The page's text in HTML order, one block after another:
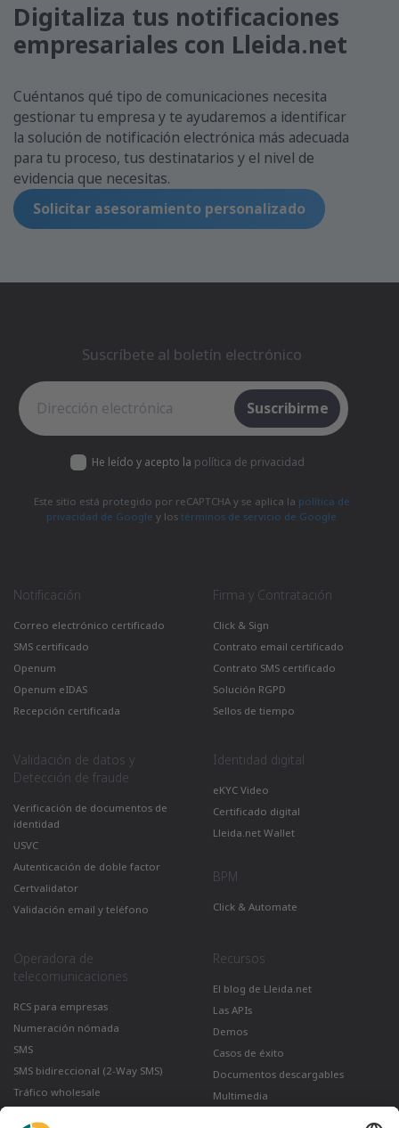
Digitaliza tus notificaciones
empresariales con Lleida.net
Cuéntanos qué tipo de comunicaciones necesita
gestionar tu empresa y te ayudaremos a identificar
la solución de notificación electrónica más adecuada
para tu proceso, tus destinatarios y el nivel de
evidencia que necesitas.
Solicitar asesoramiento personalizado
Suscríbete al boletín electrónico
Suscribirme
He leído y acepto la política de privacidad
Este sitio está protegido por reCAPTCHA y se aplica la política de
privacidad de Google y lostérminos de servicio de Google
Notificación
Correo electrónico certificado
SMS certificado
Openum
Openum eIDAS
Recepción certificada
Firma y Contratación
Click & Sign
Contrato email certificado
Contrato SMS certificado
Solución RGPD
Sellos de tiempo
Validación de datos y
Detección de fraude
Verificación de documentos de
identidad
USVC
Autenticación de doble factor
Certvalidator
Validación email y teléfono
Identidad digital
eKYC Video
Certificado digital
Lleida.net Wallet
BPM
Click & Automate
Operadora de
telecomunicaciones
RCS para empresas
Numeración nómada
SMS
SMS bidireccional (2-Way SMS)
Tráfico wholesale
Recursos
El blog de Lleida.net
Las APIs
Demos
Casos de éxito
Documentos descargables
Multimedia